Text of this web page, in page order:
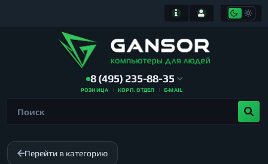
8 (495) 235-88-35
РОЗНИЦА КОРП. ОТДЕЛ E-MAIL
Перейти в категорию